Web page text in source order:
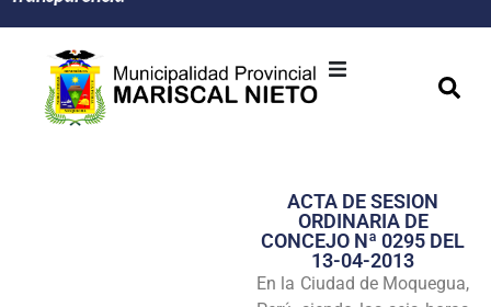
Transparencia
Seguridad
ACTA DE SESION
ORDINARIA DE
CONCEJO Nª 0295 DEL
13-04-2013
En la Ciudad de Moquegua,